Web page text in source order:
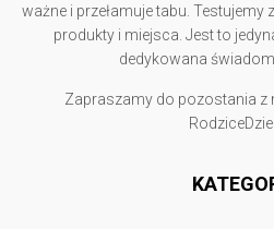
ważne i przełamuje tabu.
produkty i miejsca. Jest to
dedykowana
Zapraszamy do pozostania z